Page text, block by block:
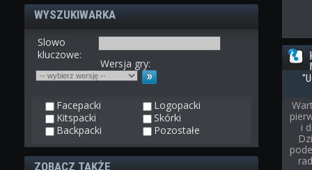
WYSZUKIWARKA
Slowo
kluczowe:
Wersja gry:
Facepacki
Logopacki
Kitspacki
Skórki
Backpacki
Pozostałe
ZOBACZ TAKŻE
i